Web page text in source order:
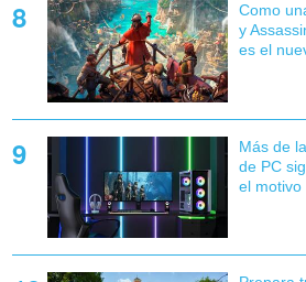
Como
y
es el
Más de
de PC
el motivo